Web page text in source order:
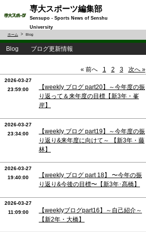
専大スポーツ編集部
Sensupo - Sports News of Senshu
University
ホーム Blog
Blog ブログ更新情報
« 前へ 1 2 3 次へ »
2026-03-27
23:59:00
【weekly ブログ part20】～今年度の振
り返って＆来年度の目標【新3年・峯
岸】
2026-03-27
23:34:00
【weekly ブログ part19】～今年度の振
り返り&来年度に向けて～ 【新3年・藤
林】
2026-03-27
19:40:00
【weekly ブログ part 18】 〜今年の振
り返り&今後の目標〜【新3年･髙橋】
2026-03-27
11:09:00
【weeklyブログpart16】～自己紹介～
【新2年・大橋】